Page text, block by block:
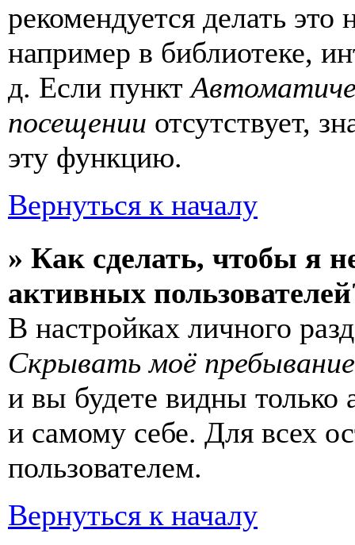
рекомендуется делать
например в библиотеке,
д. Если пункт
посещении отсутствует,
эту функцию.
Вернуться к началу
» Как сделать, чтобы я
активных
В настройках личного
Скрывать моё
и вы будете видны только
и самому себе. Для всех
пользователем.
Вернуться к началу